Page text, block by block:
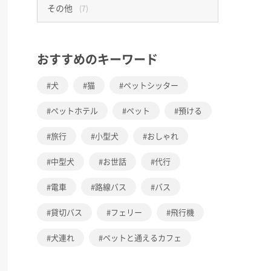
その他 (7)
おすすめのキーワード
犬 猫 ペットシッター
ペットホテル ペット 預ける
旅行 小型犬 おしゃれ
中型犬 お世話 代行
電車 路線バス バス
貸切バス フェリー 飛行機
犬連れ ペットと通えるカフェ